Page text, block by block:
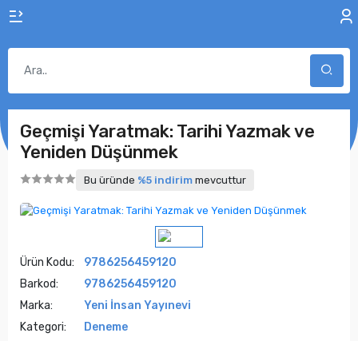
Geçmişi Yaratmak: Tarihi Yazmak ve
Yeniden Düşünmek
Bu üründe %5 indirim mevcuttur
Ürün Kodu:
9786256459120
Barkod:
9786256459120
Marka:
Yeni İnsan Yayınevi
Kategori:
Deneme